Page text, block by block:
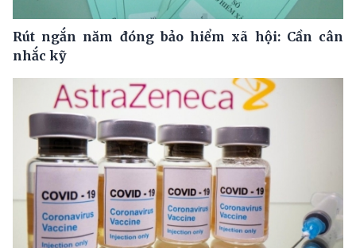
Rút ngắn năm đóng bảo hiểm xã hội: Cần cân
nhắc kỹ